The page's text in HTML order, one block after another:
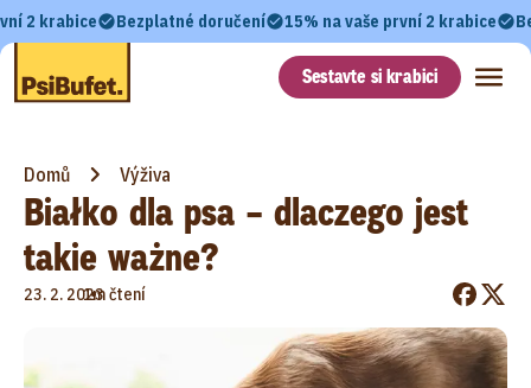
2 krabice Bezplatné doručení 15% na vaše první 2 krabice
Sestavte si krabici
Domů Výživa
Białko dla psa – dlaczego jest
takie ważne?
23. 2. 2023
•
1m čtení